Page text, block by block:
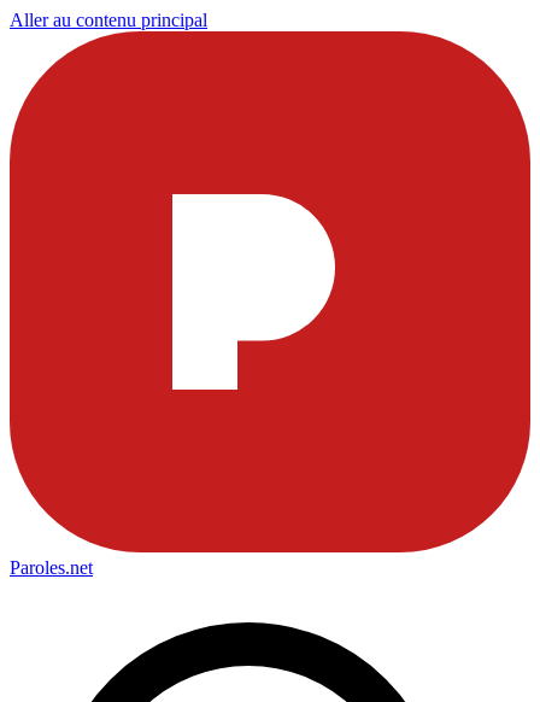
Aller au contenu principal
Paroles.net